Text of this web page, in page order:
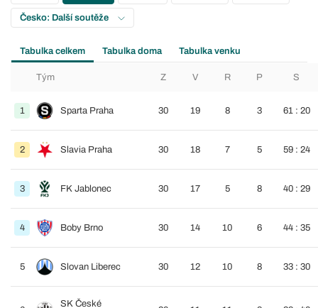
Česko: Další soutěže
Tabulka celkem Tabulka doma Tabulka venku
Tým Z V R P S
1 Sparta Praha 30 19 8 3 61 : 20
2 Slavia Praha 30 18 7 5 59 : 24
3 FK Jablonec 30 17 5 8 40 : 29
4 Boby Brno 30 14 10 6 44 : 35
5 Slovan Liberec 30 12 10 8 33 : 30
SK České